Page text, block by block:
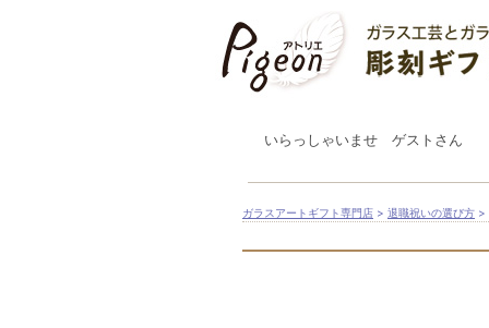
いらっしゃいませ ゲストさん
ガラスアートギフト専門店 > 退職祝いの選び方 >